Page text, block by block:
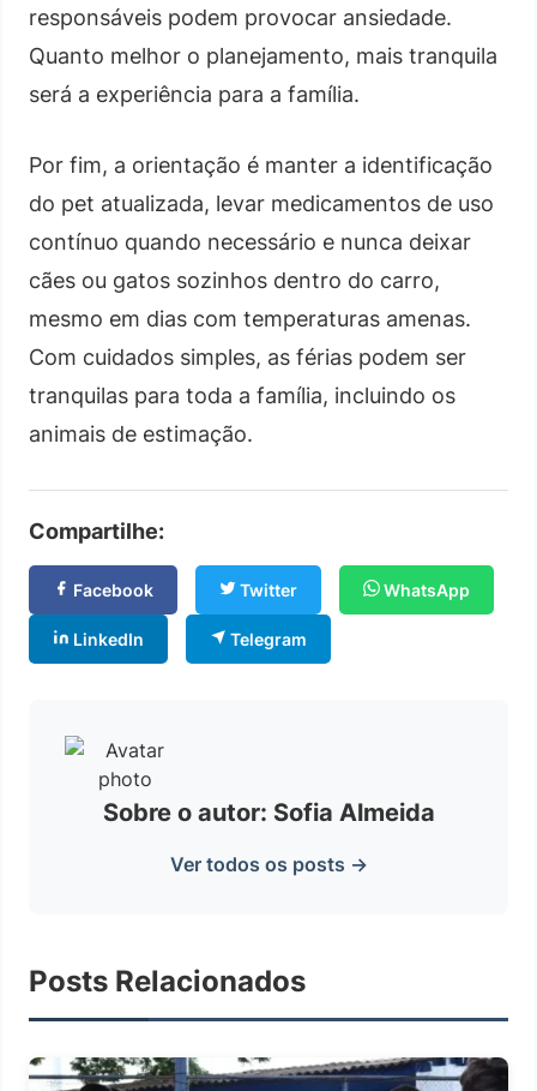
responsáveis podem provocar ansiedade.
Quanto melhor o planejamento, mais tranquila
será a experiência para a família.
Por fim, a orientação é manter a identificação
do pet atualizada, levar medicamentos de uso
contínuo quando necessário e nunca deixar
cães ou gatos sozinhos dentro do carro,
mesmo em dias com temperaturas amenas.
Com cuidados simples, as férias podem ser
tranquilas para toda a família, incluindo os
animais de estimação.
Compartilhe:
Facebook Twitter WhatsApp
LinkedIn Telegram
Sobre o autor: Sofia Almeida
Ver todos os posts →
Posts Relacionados